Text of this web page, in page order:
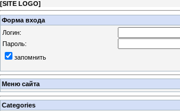
[SITE LOGO]
Форма входа
Логин:
Пароль:
запомнить
Меню сайта
Categories